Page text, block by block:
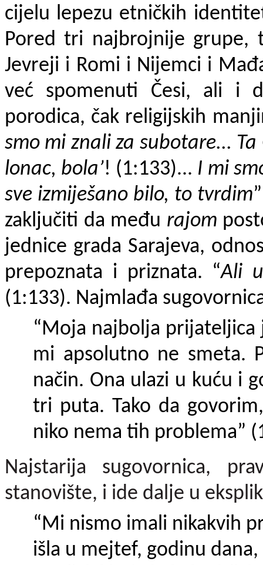
cijelu lepezu etničkih
Pored tri najbrojnije grupe,
Jevreji i Romi i Nijemci i
već spomenuti Česi, ali i
porodica, čak religijskih
smo mi znali za subotare...
lonac, bola’! (1:133)... I mi
sve izmiješano bilo, to tvrdim
zaključiti da među rajom
jednice grada Sarajeva,
prepoznata i priznata. “Ali
(1:133). Najmlađa
“Moja najbolja
mi apsolutno ne smeta.
način. Ona ulazi u kuću i
tri puta. Tako da
niko nema tih problema”
Najstarija sugovornica,
stanovište, i ide dalje u
“Mi nismo imali nikakvih
išla u mejtef, godinu